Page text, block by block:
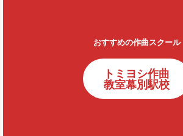
おすすめの作曲スクール
トミヨシ作曲
教室幕別駅校